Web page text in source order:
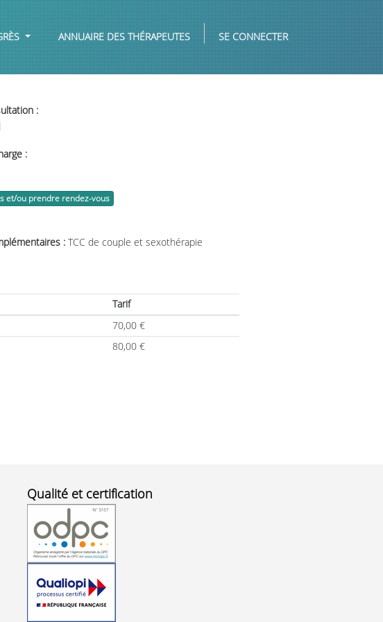
ANNUAIRE DES THÉRAPEUTES SE CONNECTER
:
:
et/ou prendre rendez-vous
: TCC de couple et sexothérapie
Tarif
70,00€
80,00€
Qualité et certification